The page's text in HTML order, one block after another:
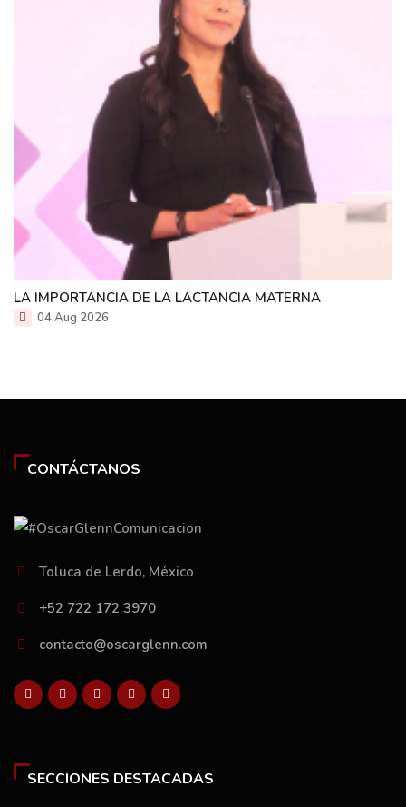
LA IMPORTANCIA DE LA LACTANCIA MATERNA
04 Aug 2026
CONTÁCTANOS
Toluca de Lerdo, México
+52 722 172 3970
contacto@oscarglenn.com
SECCIONES DESTACADAS